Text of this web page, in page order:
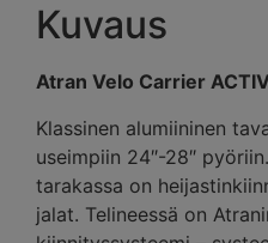
Kuvaus
Atran Velo Carrier
Klassinen alumiininen
useimpiin 24″-28″
tarakassa on
jalat. Telineessä on